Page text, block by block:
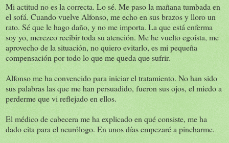
Mi actitud no es la correcta. Lo sé. Me paso la mañana tumbada en
el sofá. Cuando vuelve Alfonso, me echo en sus brazos y lloro un
rato. Sé que le hago daño, y no me importa. La que está enferma
soy yo, merezco recibir toda su atención. Me he vuelto egoísta, me
aprovecho de la situación, no quiero evitarlo, es mi pequeña
compensación por todo lo que me queda que sufrir.
Alfonso me ha convencido para iniciar el tratamiento. No han sido
sus palabras las que me han persuadido, fueron sus ojos, el miedo a
perderme que vi reflejado en ellos.
El médico de cabecera me ha explicado en qué consiste, me ha
dado cita para el neurólogo. En unos días empezaré a pincharme.